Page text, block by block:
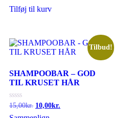
Tilføj til kurv
Tilbud!
SHAMPOOBAR – GOD
TIL KRUSET HÅR
Vurderet
15,00kr. 10,00kr.